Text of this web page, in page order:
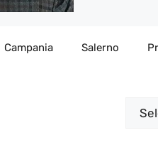
Campania Salerno